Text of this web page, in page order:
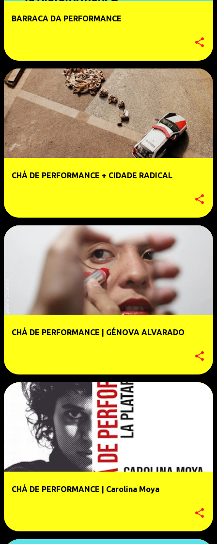
BARRACA DA PERFORMANCE
CHÁ DE PERFORMANCE + CIDADE RADICAL
CHÁ DE PERFORMANCE | GÉNOVA ALVARADO
CHÁ DE PERFORMANCE | Carolina Moya